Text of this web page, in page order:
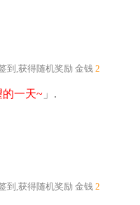
到,获得随机奖励 金钱 2
一天~ 」.
到,获得随机奖励 金钱 2